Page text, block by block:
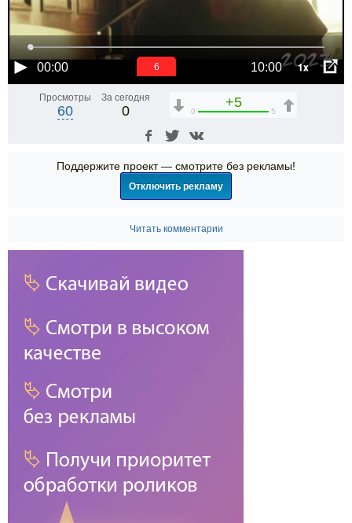
00:00 10:00 1x
6
Просмотры
60
За сегодня
0
+5
0 5
Поддержите проект — смотрите без рекламы!
Отключить рекламу
Читать комментарии